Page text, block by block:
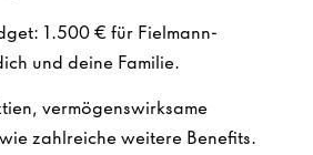
1.500 € für Fielmann-
und deine Familie.
vermögenswirksame
zahlreiche weitere Benefits.